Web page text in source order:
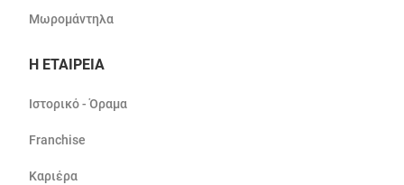
Μωρομάντηλα
Η ΕΤΑΙΡΕΙΑ
Ιστορικό - Όραμα
Franchise
Καριέρα